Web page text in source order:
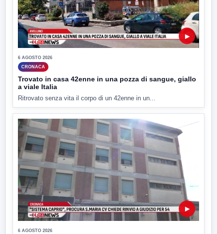
▶
6 AGOSTO 2026
CRONACA
Trovato in casa 42enne in una pozza di sangue, giallo
a viale Italia
Ritrovato senza vita il corpo di un 42enne in un...
▶
6 AGOSTO 2026